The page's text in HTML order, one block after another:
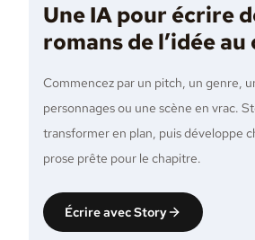
Une IA pour écrire
romans de l’idée
Commencez par un pitch, un genre,
personnages ou une scène en vrac.
transformer en plan, puis développe
prose prête pour le chapitre.
Écrire avec Story